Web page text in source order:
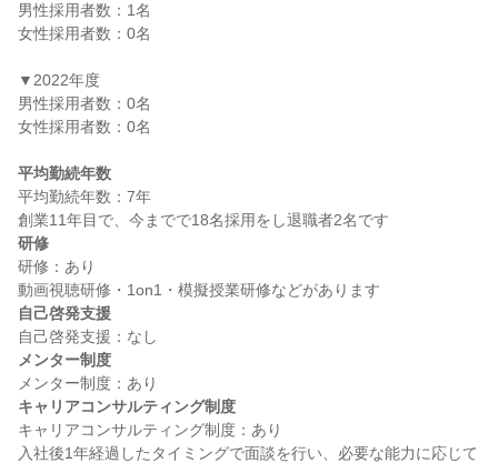
男性採用者数：1名
女性採用者数：0名
▼2022年度
男性採用者数：0名
女性採用者数：0名
平均勤続年数
平均勤続年数：7年
研修
研修：あり
自己啓発支援
メンター制度
キャリアコンサルティング制度
キャリアコンサルティング制度：あり
入社後1年経過したタイミングで面談を行い、必要な能力に応じて